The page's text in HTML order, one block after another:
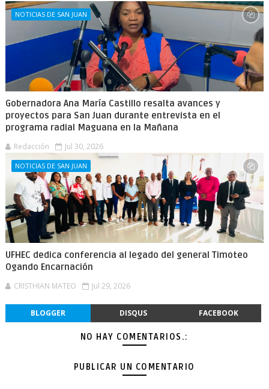
NOTICIAS DE SAN JUAN
Gobernadora Ana María Castillo resalta avances y
proyectos para San Juan durante entrevista en el
programa radial Maguana en la Mañana
Redacción Jul 30, 2026
NOTICIAS DE SAN JUAN
UFHEC dedica conferencia al legado del general Timoteo
Ogando Encarnación
CRISTHIAN MATEO Jul 29, 2026
BLOGGER DISQUS FACEBOOK
NO HAY COMENTARIOS.:
PUBLICAR UN COMENTARIO